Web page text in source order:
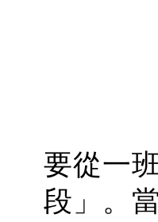
要從一
段」。